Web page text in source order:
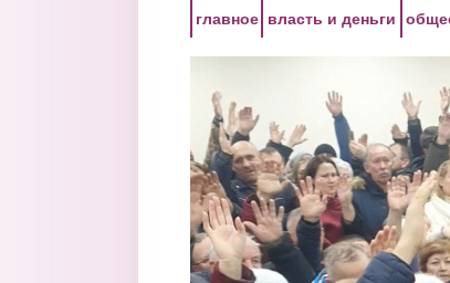
главное власть и деньги